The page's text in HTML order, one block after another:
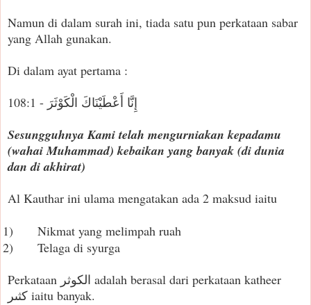
Namun di dalam surah ini, tiada satu pun perkataan sabar
yang Allah gunakan.
Di dalam ayat pertama :
إِنَّا أَعْطَيْنَاكَ الْكَوْثَرَ - 108:1
Sesungguhnya Kami telah mengurniakan kepadamu
(wahai Muhammad) kebaikan yang banyak (di dunia
dan di akhirat)
Al Kauthar ini ulama mengatakan ada 2 maksud iaitu
Nikmat yang melimpah ruah
Telaga di syurga
Perkataan الكوثر adalah berasal dari perkataan katheer
كثىر iaitu banyak.